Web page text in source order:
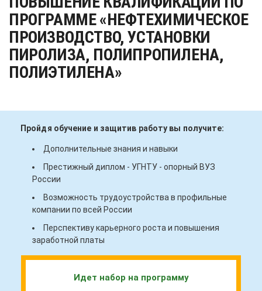
ПРОГРАММЕ «НЕФТЕХИМИЧЕСКОЕ
ПРОИЗВОДСТВО, УСТАНОВКИ
ПИРОЛИЗА, ПОЛИПРОПИЛЕНА,
ПОЛИЭТИЛЕНА»
Пройдя обучение и защитив работу вы получите:
Дополнительные знания и навыки
Престижный диплом - УГНТУ - опорный ВУЗ
России
Возможность трудоустройства в профильные
компании по всей России
Перспективу карьерного роста и повышения
заработной платы
Идет набор на программу